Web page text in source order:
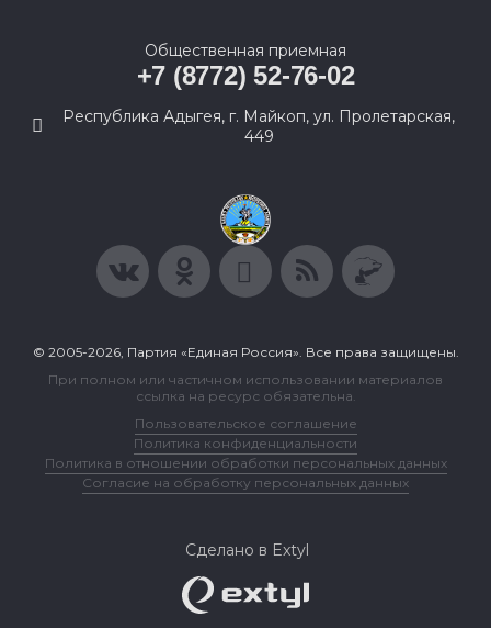
Общественная приемная
+7 (8772) 52-76-02
Республика Адыгея, г. Майкоп, ул. Пролетарская,
449
© 2005-2026, Партия «Единая Россия». Все права защищены.
При полном или частичном использовании материалов
ссылка на ресурс обязательна.
Пользовательское соглашение
Политика конфиденциальности
Политика в отношении обработки персональных данных
Согласие на обработку персональных данных
Сделано в Extyl